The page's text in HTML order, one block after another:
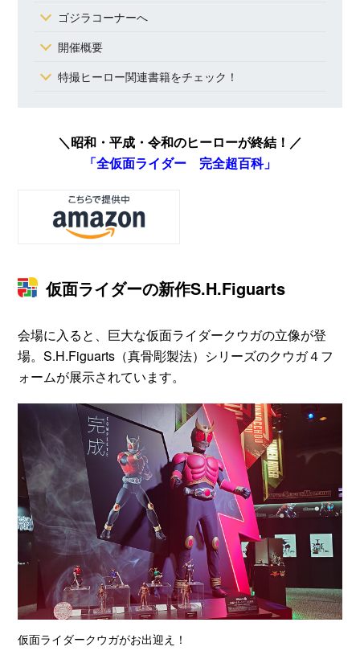
ゴジラコーナーへ
開催概要
特撮ヒーロー関連書籍をチェック！
＼昭和・平成・令和のヒーローが終結！／
「全仮面ライダー 完全超百科」
仮面ライダーの新作S.H.Figuarts
会場に入ると、巨大な仮面ライダークウガの立像が登
場。S.H.Figuarts（真骨彫製法）シリーズのクウガ４フ
ォームが展示されています。
仮面ライダークウガがお出迎え！